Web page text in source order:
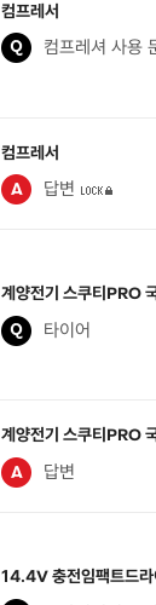
컴프레서
컴프레셔 사용
컴프레서
답변
계양전기 스쿠티PRO
타이어
계양전기 스쿠티PRO
답변
14.4V 충전임팩트드라